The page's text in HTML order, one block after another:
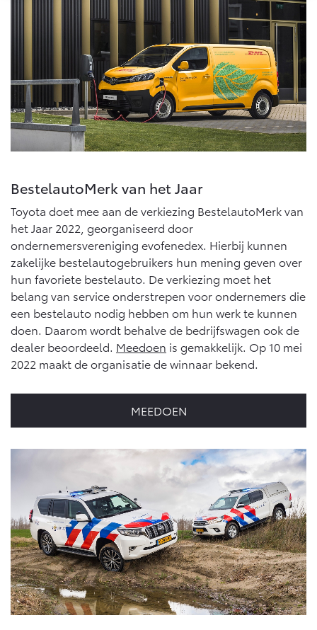
Vanaf € 39.995,-
Toyota C-HR
OOK ALS PLUG-IN
HYBRIDE
Vanaf € 36.495,-
Toyota C-HR+
BATTERIJ-ELEKTRISCH
Vanaf € 37.995,-
RAV4
PLUG-IN HYBRIDE
Vanaf € 49.995,-
bZ4X
BATTERIJ-ELEKTRISCH
bZ4X Touring
BATTERIJ-ELEKTRISCH
Vanaf € 48.995,-
Mirai
WATERSTOF-ELEKTRISCH
Proace City (excl. BTW)
OOK ALS BATTERIJ-
ELEKTRISCH
Toyota fabrieksgarantie
Onderdelen & Accessoires
Onderdelen
Accessoires
Banden
Connected
Connected Services
MyToyota login
MyToyota App
Abonnementen
Multimedia
Connected check
Navigatie updates
Energie en slim laden
Toyota Autoverzekering
Toyota Hybride Autoverzekering
Bedrijfswagens
Bedrijfswagens op maat
Financieren of leasen
Verzekeren
BestelautoMerk van het Jaar
Toyota doet mee aan de verkiezing BestelautoMerk van
het Jaar 2022, georganiseerd door
ondernemersvereniging evofenedex. Hierbij kunnen
zakelijke bestelautogebruikers hun mening geven over
hun favoriete bestelauto. De verkiezing moet het
belang van service onderstrepen voor ondernemers die
een bestelauto nodig hebben om hun werk te kunnen
doen. Daarom wordt behalve de bedrijfswagen ook de
dealer beoordeeld. Meedoen is gemakkelijk. Op 10 mei
2022 maakt de organisatie de winnaar bekend.
MEEDOEN